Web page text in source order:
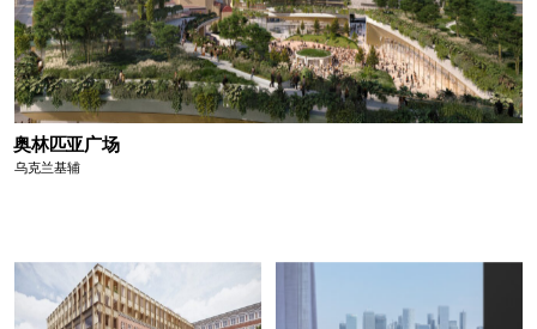
奥林匹亚广场
乌克兰基辅